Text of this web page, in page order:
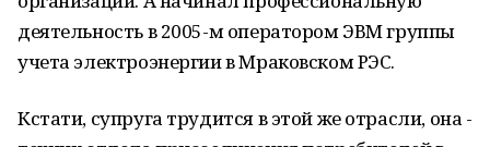
деятельность в 2005-м оператором ЭВМ группы
учета электроэнергии в Мраковском РЭС.
Кстати, супруга трудится в этой же отрасли, она -